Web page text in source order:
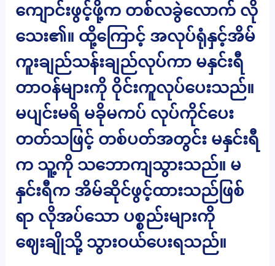
ကျောင်းဖွင့်ဖို့က တစ်လခွဲလောက် လို
သေး၏။ ထို့ကြောင့် အလုပ်ရုံနှင့်အိမ်
ကူးချည်သန်းချည်လုပ်ကာ မနှင်းရီ
တာဝန်များကို ဝိုင်းကူလုပ်ပေးသည်။
မပျင်းမရိ မခိုမကပ် လုပ်ကိုင်ပေး
တတ်သဖြင့် တစ်ပတ်အတွင်း မနှင်းရီ
က သူ့ကို သဘောကျသွားသည်။ မ
နှင်းရီက အိမ်ဆိုင်ဖွင့်ထားသည်ဖြစ်
ရာ လိုအပ်သော ပစ္စည်းများကို
ဈေးချိုသို့ သွားဝယ်ပေးရသည်။